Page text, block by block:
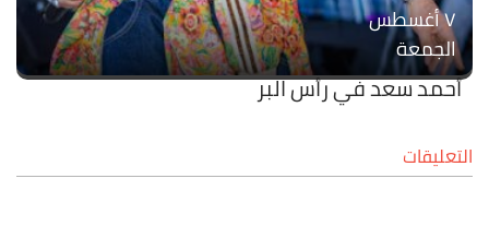
۷ أغسطس
الجمعة
أحمد سعد في رأس البر
التعليقات